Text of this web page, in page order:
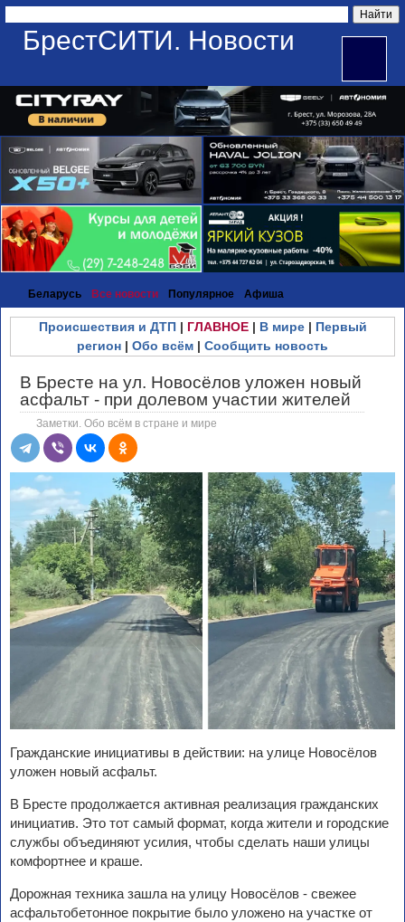
БрестСИТИ. Новости
Беларусь Все новости Популярное Афиша
Происшествия и ДТП| ГЛАВНОЕ| В мире| Первый
регион | Обо всём | Сообщить новость
В Бресте на ул. Новосёлов уложен новый
асфальт - при долевом участии жителей
Заметки. Обо всём в стране и мире
Гражданские инициативы в действии: на улице Новосёлов
уложен новый асфальт.
В Бресте продолжается активная реализация гражданских
инициатив. Это тот самый формат, когда жители и городские
службы объединяют усилия, чтобы сделать наши улицы
комфортнее и краше.
Дорожная техника зашла на улицу Новосёлов - свежее
асфальтобетонное покрытие было уложено на участке от